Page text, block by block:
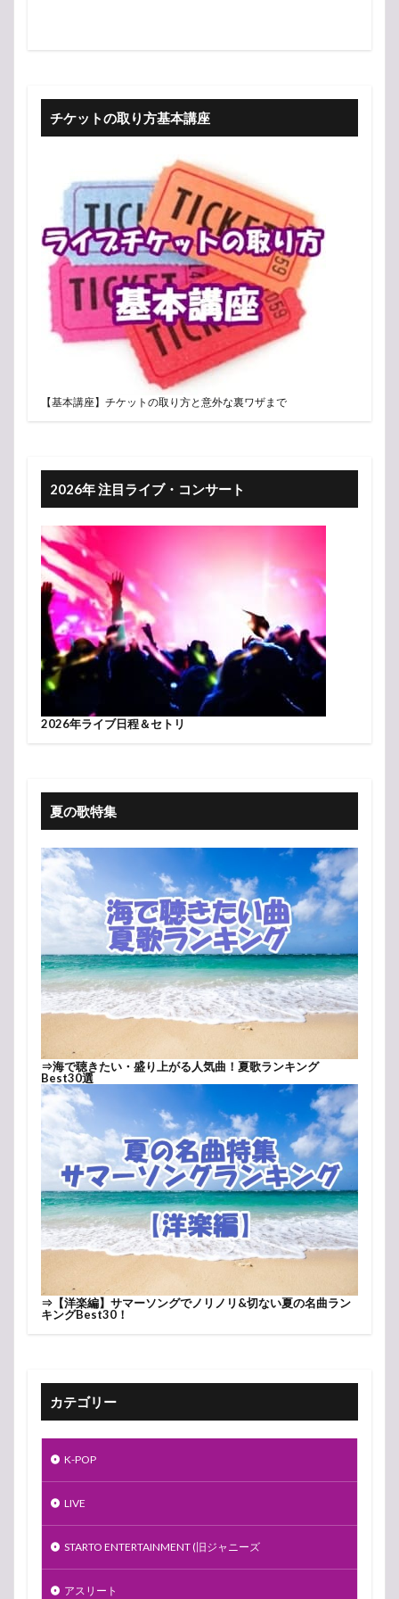
チケットの取り方基本講座
【基本講座】チケットの取り方と意外な裏ワザまで
2026年 注目ライブ・コンサート
2026年ライブ日程＆セトリ
夏の歌特集
⇒海で聴きたい・盛り上がる人気曲！夏歌ランキング
Best30選
⇒ 【洋楽編】サマーソングでノリノリ&切ない夏の名曲ラン
キングBest30！
カテゴリー
K-POP
LIVE
STARTO ENTERTAINMENT (旧ジャニーズ
アスリート